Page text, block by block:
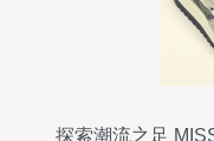
探索潮流之足